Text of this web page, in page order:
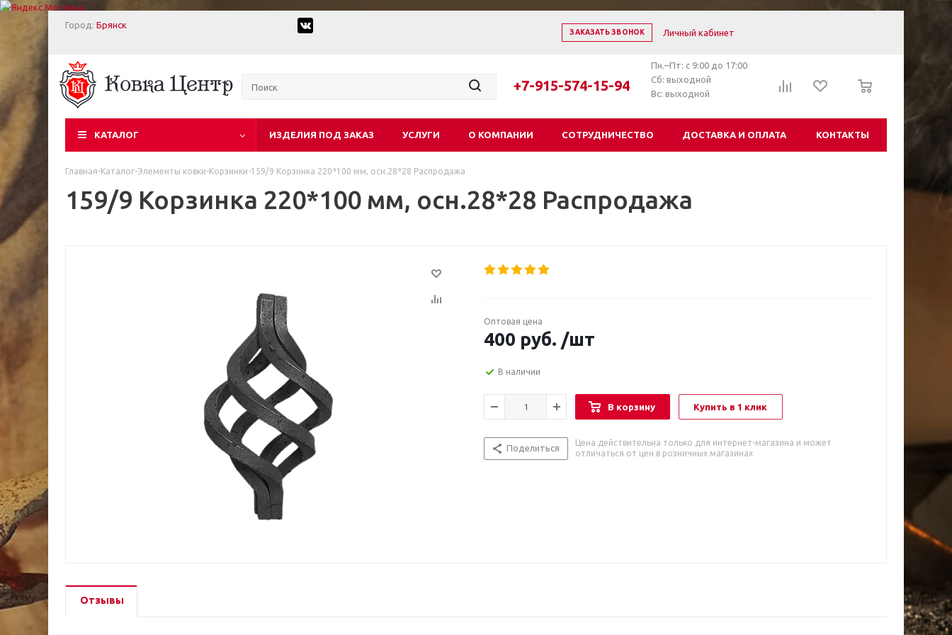
Город: Брянск
ЗАКАЗАТЬ ЗВОНОК Личный кабинет
+7-915-574-15-94
Пн.–Пт: с 9:00 до 17:00
Сб: выходной
Вс: выходной
КАТАЛОГ ИЗДЕЛИЯ ПОД ЗАКАЗ УСЛУГИ О КОМПАНИИ СОТРУДНИЧЕСТВО ДОСТАВКА И ОПЛАТА КОНТАКТЫ
Главная-Каталог-Элементы ковки-Корзинки-159/9 Корзинка 220*100 мм, осн.28*28 Распродажа
159/9 Корзинка 220*100 мм, осн.28*28 Распродажа
Оптовая цена
400 руб. /шт
В наличии
В корзину Купить в 1 клик
Поделиться
Цена действительна только для интернет-магазина и может
отличаться от цен в розничных магазинах
Отзывы